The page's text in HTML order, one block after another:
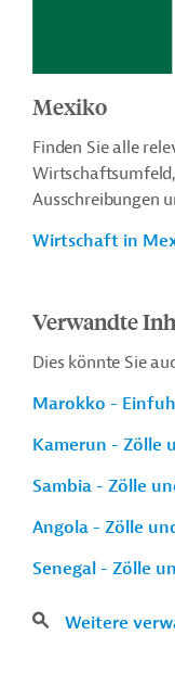
Mexiko
Finden Sie alle
Ausschreibungen
Wirtschaft in
Verwandte
Dies könnte Sie
Marokko -
Kamerun - Zölle
Sambia - Zölle
Angola - Zölle
Senegal - Zölle
Weitere